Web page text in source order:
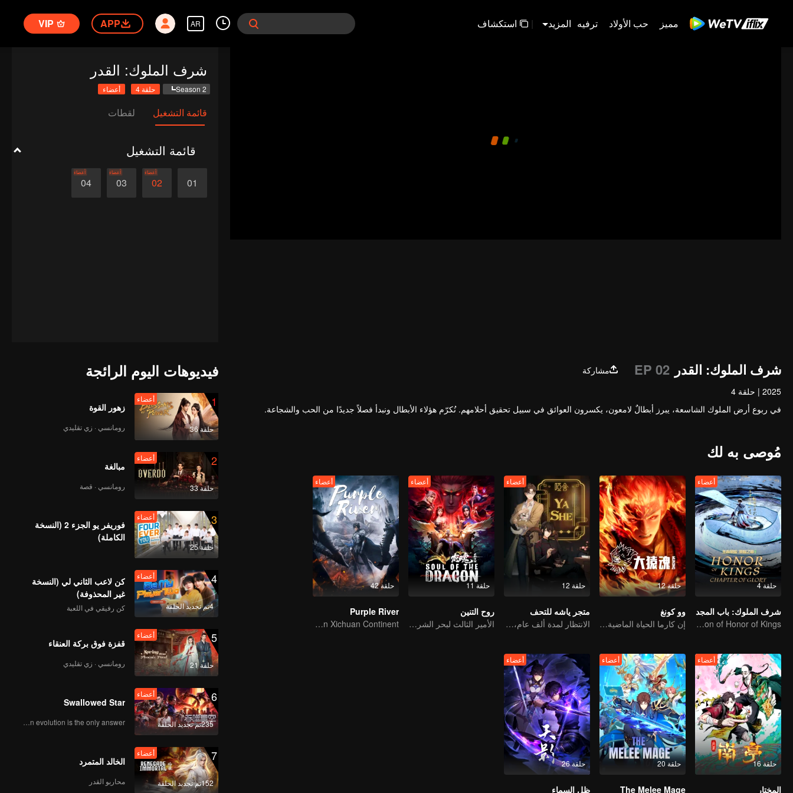
مميز حب الأولاد ترفيه المزيد | استكشاف AR
APP
VIP
شرف الملوك: القدر
Season 2 حلقة 4 أعضاء
قائمة التشغيل لقطات
قائمة التشغيل
01
02
أعضاء
03
أعضاء
04
أعضاء
شرف الملوك: القدر EP 02
مشاركة
2025
| حلقة 4
في ربوع أرض الملوك الشاسعة، يبرز أبطالٌ لامعون، يكسرون العوائق في سبيل تحقيق أحلامهم. نُكرّم هؤلاء الأبطال ونبدأ فصلاً جديدًا من الحب والشجاعة.
مُوصى به لك
حلقة 4
أعضاء
شرف الملوك: باب المجد
First Official Animation of Honor of Kings
حلقة 12
وو كونغ
إن كارما الحياة الماضية مقدر لها أن تحطم السماوات
حلقة 12
أعضاء
متجر ياشه للتحف
الانتظار لمدة ألف عام، فقط للقاء مرة أخرى
حلقة 11
أعضاء
روح التنين
الأمير الثالث لبحر الشرق يدعو نيزها الظل إلى موته
حلقة 42
أعضاء
Purple River
Three Heroes of Zichuan's adventure on Xichuan Continent
حلقة 16
أعضاء
المختار
حلقة 20
أعضاء
The Melee Mage
حلقة 26
أعضاء
ظل السماء
فيديوهات اليوم الرائجة
1
حلقة 36
أعضاء
زهور القوة
رومانسي · زي تقليدي
2
حلقة 33
أعضاء
مبالغة
رومانسي · قصة
3
حلقة 25
أعضاء
فوريفر يو الجزء 2 (النسخة
الكاملة)
4
4تم تجديد الحلقة
أعضاء
كن لاعب الثاني لي (النسخة
غير المحذوفة)
كن رفيقي في اللعبة
5
حلقة 21
أعضاء
قفزة فوق بركة العنقاء
رومانسي · زي تقليدي
6
235تم تجديد الحلقة
أعضاء
Swallowed Star
Human evolution is the only answer.
7
152تم تجديد الحلقة
أعضاء
الخالد المتمرد
محاربو القدر